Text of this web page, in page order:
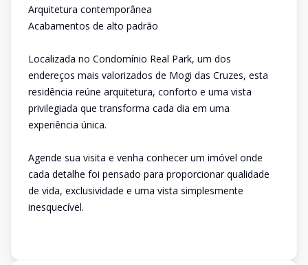
Arquitetura contemporânea
Acabamentos de alto padrão
Localizada no Condomínio Real Park, um dos
endereços mais valorizados de Mogi das Cruzes, esta
residência reúne arquitetura, conforto e uma vista
privilegiada que transforma cada dia em uma
experiência única.
Agende sua visita e venha conhecer um imóvel onde
cada detalhe foi pensado para proporcionar qualidade
de vida, exclusividade e uma vista simplesmente
inesquecível.